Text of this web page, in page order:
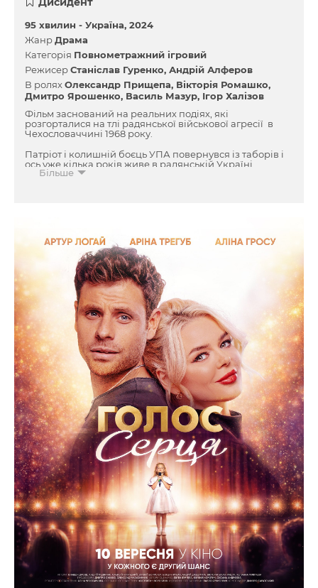
95 хвилин - Україна 2024
ЖанрДрама
Категорія Повнометражний ігровий
РежисерСтаніслав Гуренко Андрій Алферов
В роляхОлександр Прищепа Вікторія Ромашко
Дмитро Ярошенко Василь Мазур Ігор Халізов
Фільм заснований на реальних подіях, які
розгорталися на тлі радянської військової агресії в
Чехословаччині 1968 року.
Патріот і колишній боєць УПА повернувся із таборів і
ось уже кілька років живе в радянській Україні.
Табірне минуле не дає йому знайти гідну професію, а
Більше